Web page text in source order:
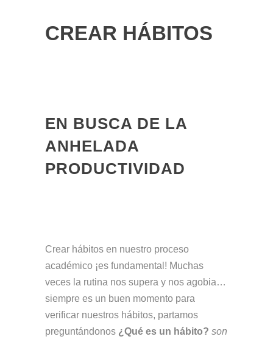
CREAR HÁBITOS
EN BUSCA DE LA
ANHELADA
PRODUCTIVIDAD
Crear hábitos en nuestro proceso
académico ¡es fundamental! Muchas
veces la rutina nos supera y nos agobia…
siempre es un buen momento para
verificar nuestros hábitos, partamos
preguntándonos ¿Qué es un hábito? son